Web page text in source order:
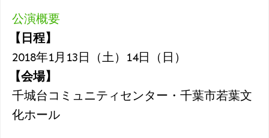
公演概要
【日程】
2018年1月13日（土）14日（日）
【会場】
千城台コミュニティセンター・千葉市若葉文
化ホール